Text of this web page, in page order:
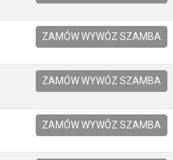
ZAMÓW WYWÓZ SZAMBA
ZAMÓW WYWÓZ SZAMBA
ZAMÓW WYWÓZ SZAMBA